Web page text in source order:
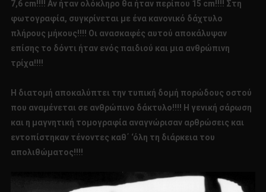
7,6 cm!!!! Αν ήταν ολόκληρο θα ήταν περίπου 15 cm!!!! Στη
φωτογραφία, συγκρίνεται με ένα κανονικό δάχτυλο
πλήρους μήκους!!!! Οι ανασκαφές αυτού αποκάλυψαν
επίσης το δόντι ήταν ενός παιδιού και μια ανθρώπινη
τρίχα!!!!
Η διατομή αποκαλύπτει την τυπική δομή πορώδους οστού
που αναμένεται σε ανθρώπινο δάκτυλο!!!! Η γενική σάρωση
και η μαγνητική τομογραφία αναγνώρισαν αρθρώσεις και
εντοπίστηκαν τένοντες καθ΄ ‘όλη τη διάρκεια του
απολιθώματος!!!!